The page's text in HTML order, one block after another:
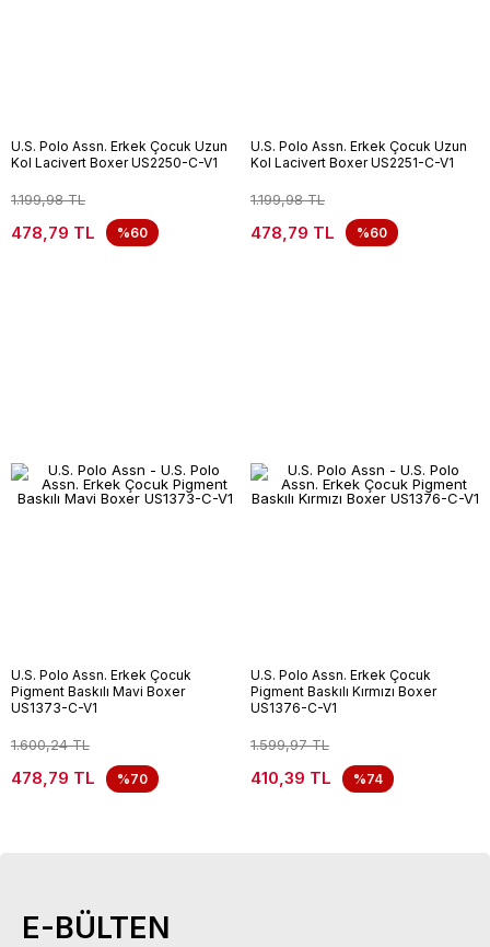
U.S. Polo Assn. Erkek Çocuk Uzun
Kol Lacivert Boxer US2250-C-V1
1.199,98 TL
478,79 TL %60
U.S. Polo Assn. Erkek Çocuk Uzun
Kol Lacivert Boxer US2251-C-V1
1.199,98 TL
478,79 TL %60
U.S. Polo Assn. Erkek Çocuk
Pigment Baskılı Mavi Boxer
US1373-C-V1
1.600,24 TL
478,79 TL %70
U.S. Polo Assn. Erkek Çocuk
Pigment Baskılı Kırmızı Boxer
US1376-C-V1
1.599,97 TL
410,39 TL %74
E-BÜLTEN